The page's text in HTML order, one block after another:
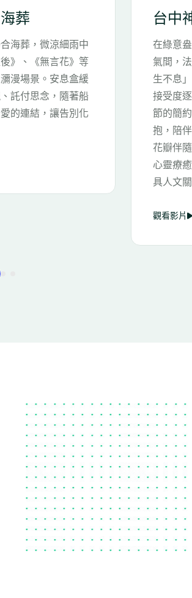
葬區
舉行自然葬，碧空與青草香
命本質是空，回歸自然，生
與專家指出，自然葬在台灣
眾愈能接受無碑、無繁文縟
中，禮儀師以溫柔對話與擁
抑的悲傷與真心話，弦樂與
一種環保選擇，更是一份兼